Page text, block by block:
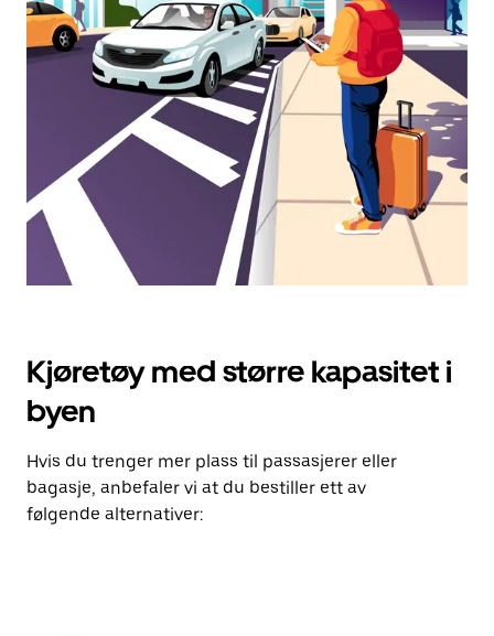
dato.
Trykk
på
Esc-
knappen
kalenderen.
Kjøretøy med større kapasitet i
byen
Hvis du trenger mer plass til passasjerer eller
bagasje, anbefaler vi at du bestiller ett av
følgende alternativer: